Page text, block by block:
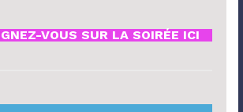
VOUS SUR LA SOIRÉE ICI